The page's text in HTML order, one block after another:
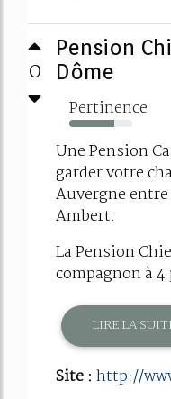
0
Pension
Dôme
Pertinence
71%
Une Pension
garder votre
Auvergne
Ambert.
La Pension
compagnon à
LIRE LA
Site : http://